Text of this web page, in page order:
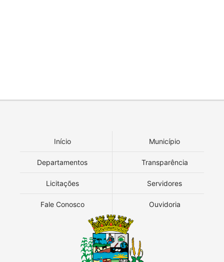
Início Município
Departamentos Transparência
Licitações Servidores
Fale Conosco Ouvidoria